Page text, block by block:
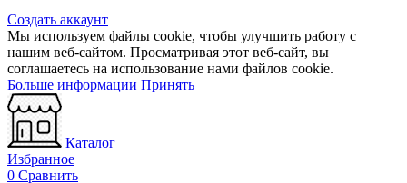
Создать аккаунт
Мы используем файлы cookie, чтобы улучшить работу с
нашим веб-сайтом. Просматривая этот веб-сайт, вы
соглашаетесь на использование нами файлов cookie.
Больше информации Больше
Принять
Каталог
Избранное
0 Сравнить